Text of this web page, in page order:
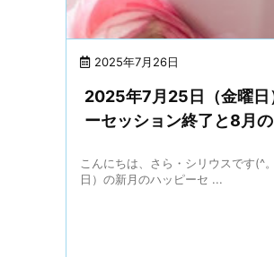
2025年7月26日
2025年7月25日（金曜日
ーセッション終了と8月の
こんにちは、さら・シリウスです(^
日）の新月のハッピーセ ...